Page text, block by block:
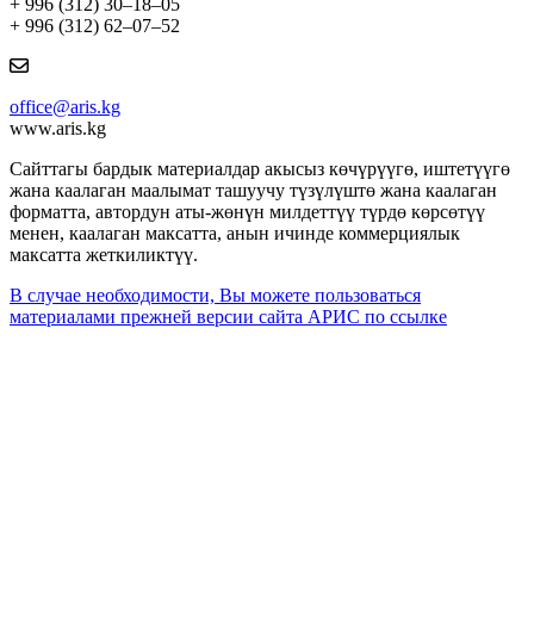
+ 996 (312) 30–18–05
+ 996 (312) 62–07–52
office@aris.kg
www.aris.kg
Сайттагы бардык материалдар акысыз көчүрүүгө, иштетүүгө
жана каалаган маалымат ташуучу түзүлүштө жана каалаган
форматта, автордун аты-жөнүн милдеттүү түрдө көрсөтүү
менен, каалаган максатта, анын ичинде коммерциялык
максатта жеткиликтүү.
В случае необходимости, Вы можете пользоваться
материалами прежней версии сайта АРИС по ссылке